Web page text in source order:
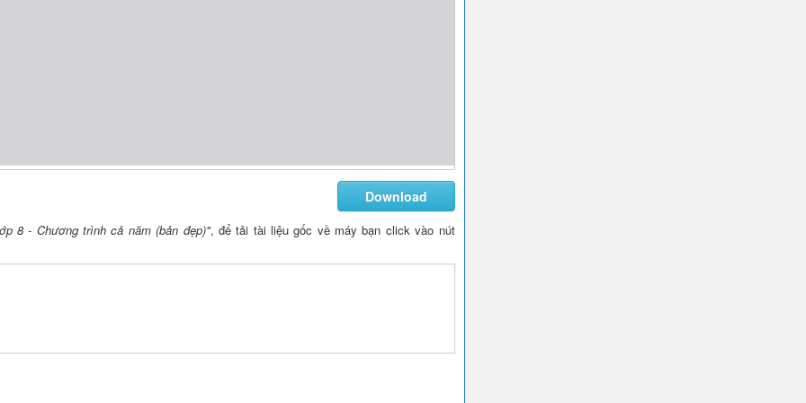
Download
8 - Chương trình cả năm (bản đẹp)", để tải tài liệu gốc về máy bạn click vào nút